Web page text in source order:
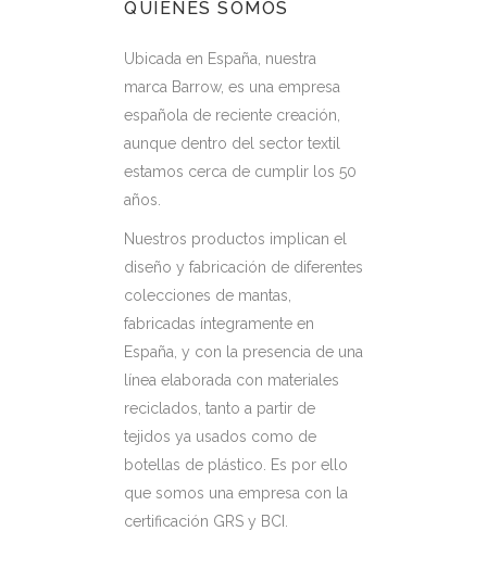
QUIENES SOMOS
Ubicada en España, nuestra
marca Barrow, es una empresa
española de reciente creación,
aunque dentro del sector textil
estamos cerca de cumplir los 50
años.
Nuestros productos implican el
diseño y fabricación de diferentes
colecciones de mantas,
fabricadas íntegramente en
España, y con la presencia de una
línea elaborada con materiales
reciclados, tanto a partir de
tejidos ya usados como de
botellas de plástico. Es por ello
que somos una empresa con la
certificación GRS y BCI.